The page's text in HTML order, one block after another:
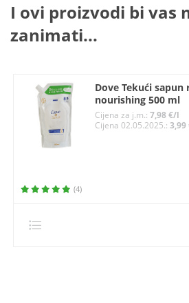
I ovi proizvodi bi vas
zanimati...
Dove Tekući
nourishing 500 ml
Cijena za j.m.:7,98 €/l
Cijena 02.05.2025.:
(4)